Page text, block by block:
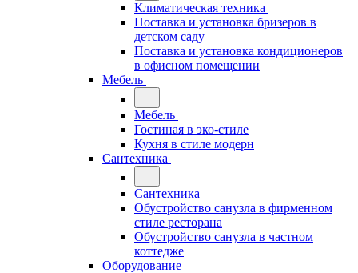
Климатическая техника
Поставка и установка бризеров в
детском саду
Поставка и установка кондиционеров
в офисном помещении
Мебель
Мебель
Гостиная в эко-стиле
Кухня в стиле модерн
Сантехника
Сантехника
Обустройство санузла в фирменном
стиле ресторана
Обустройство санузла в частном
коттедже
Оборудование